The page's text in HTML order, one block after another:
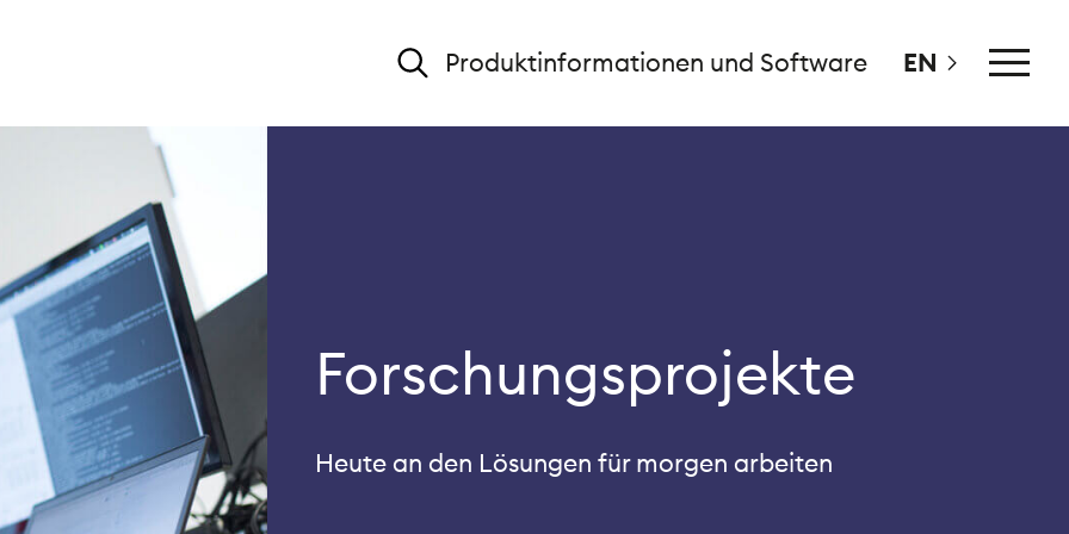
Produktinformationen und Software
EN
Forschungsprojekte
Heute an den Lösungen für morgen arbeiten